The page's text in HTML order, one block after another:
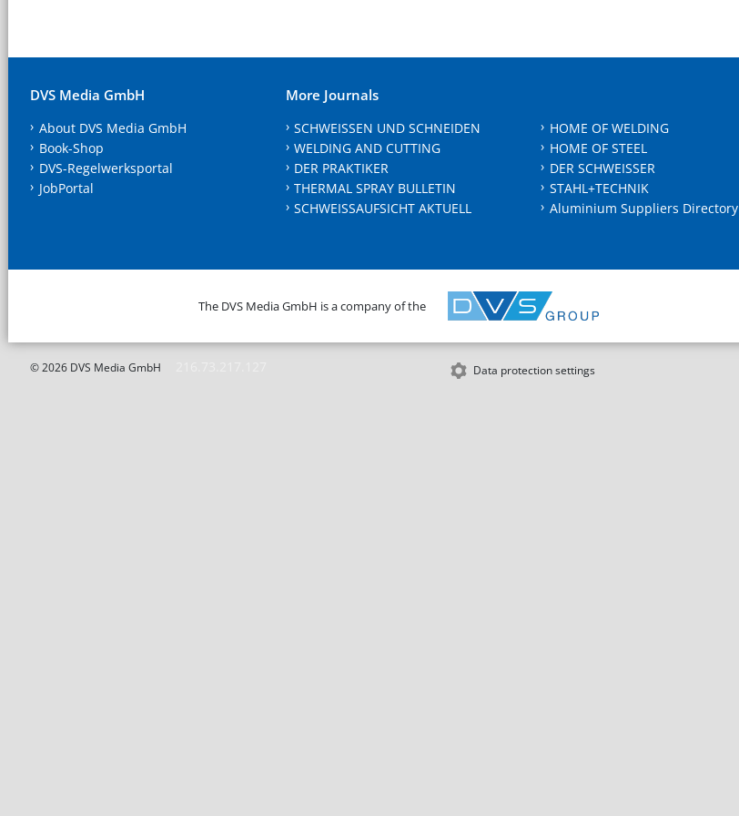
DVS Media GmbH
About DVS Media GmbH
Book-Shop
DVS-Regelwerksportal
JobPortal
More Journals
SCHWEISSEN UND SCHNEIDEN
WELDING AND CUTTING
DER PRAKTIKER
THERMAL SPRAY BULLETIN
SCHWEISSAUFSICHT AKTUELL
HOME OF WELDING
HOME OF STEEL
DER SCHWEISSER
STAHL+TECHNIK
Aluminium Suppliers Directory
The DVS Media GmbH is a company of the
© 2026 DVS Media GmbH Data protection settings